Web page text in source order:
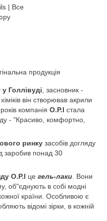
Голлівуді, засновник -
він створював акрили
компанія O.P.I стала
- "Красиво, комфортно,
ринку засобів догляду
заробив понад 30
O.P.I це гель-лаки. Вони
об"єднують в собі модні
країни. Особливою є
відомі зірки, в кожній